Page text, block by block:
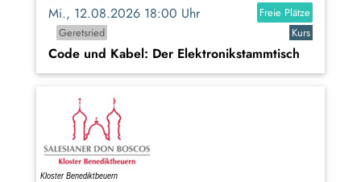
Mi., 12.08.2026 18:00 Uhr
Freie Plätze
Geretsried
Kurs
Code und Kabel: Der Elektronikstammtisch